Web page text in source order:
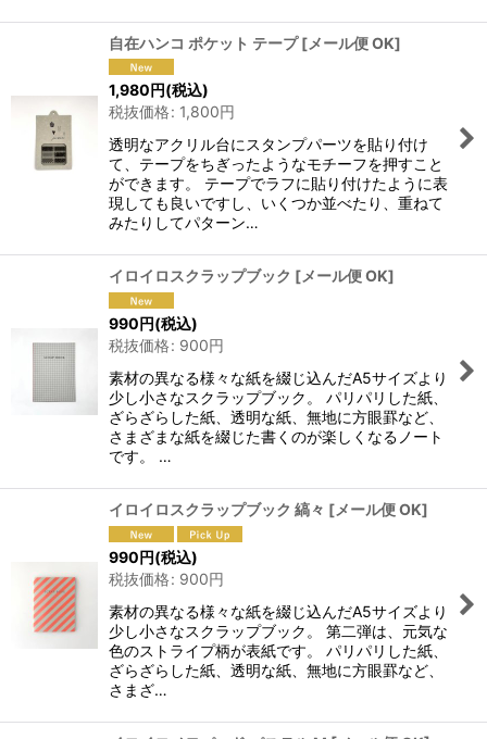
自在ハンコ ポケット テープ [メール便 OK]
1,980円(税込)
税抜価格: 1,800円
透明なアクリル台にスタンプパーツを貼り付け
て、テープをちぎったようなモチーフを押すこと
ができます。 テープでラフに貼り付けたように表
現しても良いですし、いくつか並べたり、重ねて
みたりしてパターン…
イロイロスクラップブック [メール便 OK]
990円(税込)
税抜価格: 900円
素材の異なる様々な紙を綴じ込んだA5サイズより
少し小さなスクラップブック。 パリパリした紙、
ざらざらした紙、透明な紙、無地に方眼罫など、
さまざまな紙を綴じた書くのが楽しくなるノート
です。 …
イロイロスクラップブック 縞々 [メール便 OK]
990円(税込)
税抜価格: 900円
素材の異なる様々な紙を綴じ込んだA5サイズより
少し小さなスクラップブック。 第二弾は、元気な
色のストライプ柄が表紙です。 パリパリした紙、
ざらざらした紙、透明な紙、無地に方眼罫など、
さまざ…